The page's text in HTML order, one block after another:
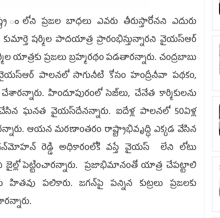
ంలోని ప్రజల బాధలు ఎవరు తీరుస్తారోనని ఎదురు
షర్మిల పాదయాత్ర ప్రారంభిస్తున్నారని వైయస్ఆర్
యాత్రకు ప్రజలు బ్రహ్మరథం పడతారన్నారు. చంద్రబాబు
వైయస్ఆర్ పాలనలో సాగునీటి కోసం హంద్రీనీవా పథకం,
హిందూపురంలో సెజ్‌లు, చేనేత కార్మికులను
ఘనత వైయస్‌దేనన్నారు. ఐదేళ్ల పాలనలో 50ఏళ్ల
ఆయన మరణాంతరం రాష్ట్రాభివృద్ధి ఎక్కడ వేసిన
రెడ్డి అధికారంలోకి వస్తే వైయస్ లేని లోటు
జైల్లో పెట్టించారన్నారు. ప్రజాభిమానంతో యాత్ర చేపట్టాలి
పలికారు. జగన్‌పై పన్నిన కుట్రలు ప్రజలకు